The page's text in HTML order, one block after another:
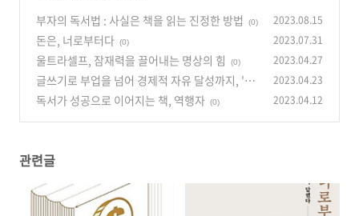
부자의 독서법 : 사실은 책을 읽는 진정한 방법
(0) 2023.08.15
돈은, 너로부터다 (0) 2023.07.31
울트라셀프, 잠재력을 끌어내는 명상의 힘 (0) 2023.04.27
글쓰기로 부업을 넘어 경제적 자유 달성까지, '글
쓰기로 부업하라'
(0)
2023.04.23
독서가 성공으로 이어지는 책, 역행자 (0) 2023.04.12
관련글